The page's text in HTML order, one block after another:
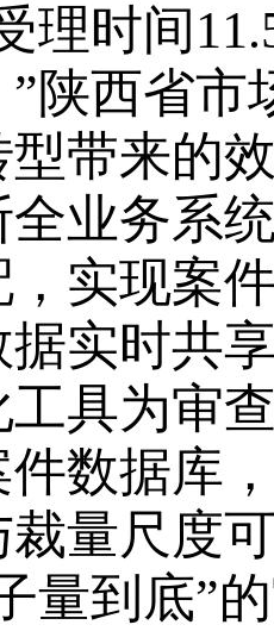
时间11.5
陕西省
带来的
业务系
实现案
据实时共
为审查
数据库
量尺度
量到底”